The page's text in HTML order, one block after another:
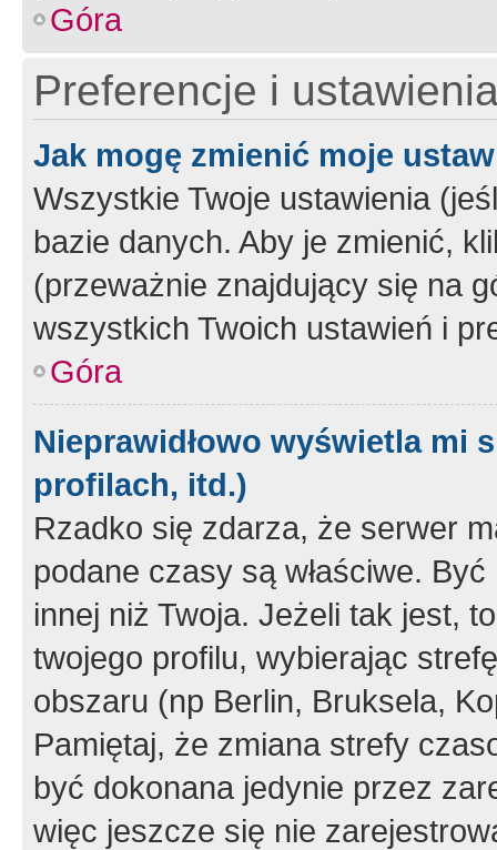
Góra
Preferencje i
Jak mogę zmienić moje
Wszystkie Twoje ustawienia
bazie danych. Aby je zmienić,
(przeważnie znajdujący się na
wszystkich Twoich ustawień i
Góra
Nieprawidłowo wyświetla mi
profilach, itd.)
Rzadko się zdarza, że serwer
podane czasy są właściwe.
innej niż Twoja. Jeżeli tak jest,
twojego profilu, wybierając
obszaru (np Berlin, Bruksela,
Pamiętaj, że zmiana strefy
być dokonana jedynie przez
więc jeszcze się nie